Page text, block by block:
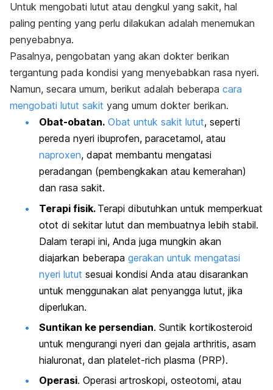
Untuk mengobati lutut atau dengkul yang sakit, hal
paling penting yang perlu dilakukan adalah menemukan
penyebabnya.
Pasalnya, pengobatan yang akan dokter berikan
tergantung pada kondisi yang menyebabkan rasa nyeri.
Namun, secara umum, berikut adalah beberapa cara
mengobati lutut sakit yang umum dokter berikan.
Obat-obatan. Obat untuk sakit lutut, seperti
pereda nyeri ibuprofen, paracetamol, atau
naproxen, dapat membantu mengatasi
peradangan (pembengkakan atau kemerahan)
dan rasa sakit.
Terapi fisik. Terapi dibutuhkan untuk memperkuat
otot di sekitar lutut dan membuatnya lebih stabil.
Dalam terapi ini, Anda juga mungkin akan
diajarkan beberapa gerakan untuk mengatasi
nyeri lutut sesuai kondisi Anda atau disarankan
untuk menggunakan alat penyangga lutut, jika
diperlukan.
Suntikan ke persendian. Suntik kortikosteroid
untuk mengurangi nyeri dan gejala arthritis, asam
hialuronat, dan platelet-rich plasma (PRP).
Operasi. Operasi artroskopi, osteotomi, atau